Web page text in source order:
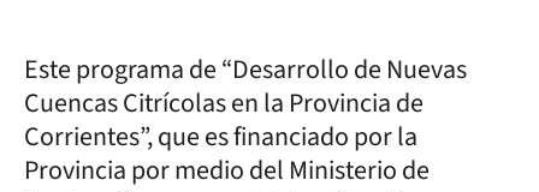
Este programa de “Desarrollo de Nuevas
Cuencas Citrícolas en la Provincia de
Corrientes”, que es financiado por la
Provincia por medio del Ministerio de